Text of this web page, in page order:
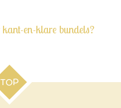
en-klare bundels?
TOP